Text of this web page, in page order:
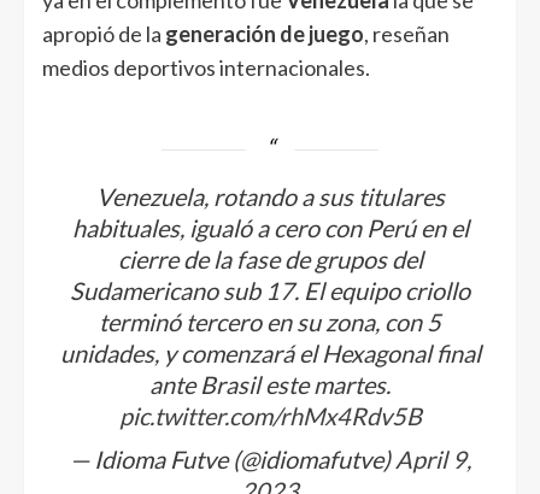
apropió de la generación de juego, reseñan
medios deportivos internacionales.
Venezuela, rotando a sus titulares
habituales, igualó a cero con Perú en el
cierre de la fase de grupos del
Sudamericano sub 17. El equipo criollo
terminó tercero en su zona, con 5
unidades, y comenzará el Hexagonal final
ante Brasil este martes.
pic.twitter.com/rhMx4Rdv5B
— Idioma Futve (@idiomafutve)April 9,